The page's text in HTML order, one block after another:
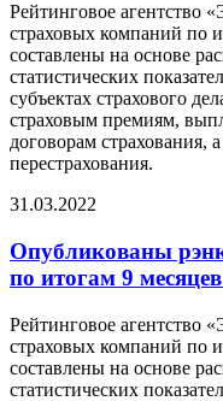
Рейтинговое агентство
страховых компаний по
составлены на основе
статистических
субъектах страхового
страховым премиям,
договорам страхования,
перестрахования.
31.03.2022
Опубликованы
по итогам 9
Рейтинговое агентство
страховых компаний по
составлены на основе
статистических